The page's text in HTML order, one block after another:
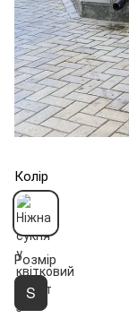
Колір
Розмір
S